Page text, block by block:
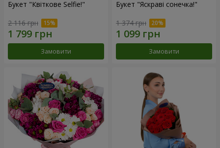
Букет "Квіткове Selfie!"
2 116 грн
Замовити
Букет "Яскраві сонечка!"
1 374 грн
Замовити